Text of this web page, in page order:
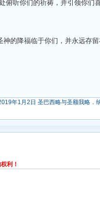
俯听你们的祈祷，并引领你们
的降福临于你们，并永远存留
年1月2日 圣巴西略与圣额我略．
利！